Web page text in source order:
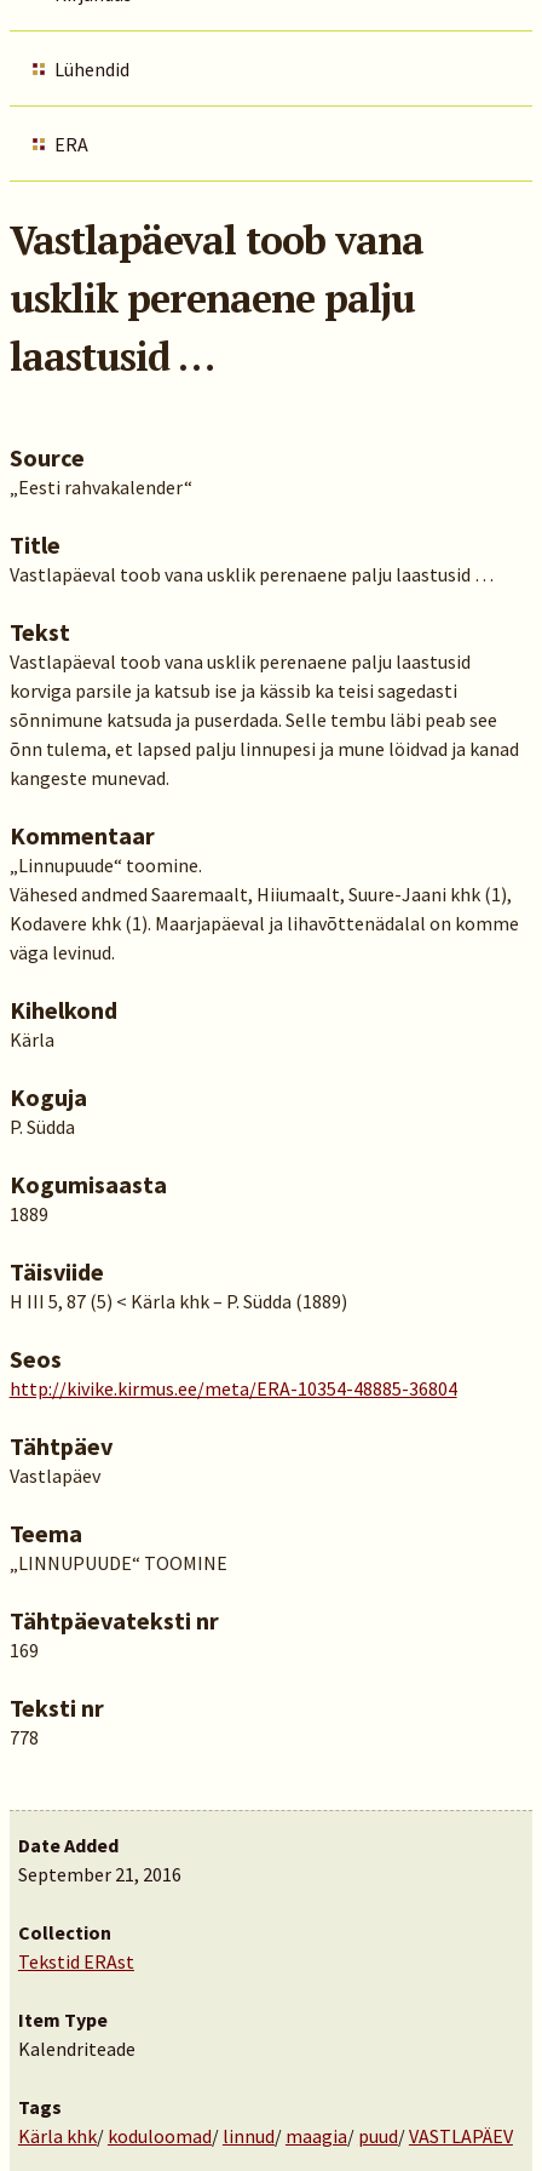
Lühendid
ERA
Vastlapäeval toob vana
usklik perenaene palju
laastusid …
Source
„Eesti rahvakalender“
Title
Vastlapäeval toob vana usklik perenaene palju laastusid …
Tekst
Vastlapäeval toob vana usklik perenaene palju laastusid
korviga parsile ja katsub ise ja kässib ka teisi sagedasti
sõnnimune katsuda ja puserdada. Selle tembu läbi peab see
õnn tulema, et lapsed palju linnupesi ja mune löidvad ja kanad
kangeste munevad.
Kommentaar
„Linnupuude“ toomine.
Vähesed andmed Saaremaalt, Hiiumaalt, Suure-Jaani khk (1),
Kodavere khk (1). Maarjapäeval ja lihavõttenädalal on komme
väga levinud.
Kihelkond
Kärla
Koguja
P. Südda
Kogumisaasta
1889
Täisviide
H III 5, 87 (5) < Kärla khk – P. Südda (1889)
Seos
http://kivike.kirmus.ee/meta/ERA-10354-48885-36804
Tähtpäev
Vastlapäev
Teema
„LINNUPUUDE“ TOOMINE
Tähtpäevateksti nr
169
Teksti nr
778
Date Added
September 21, 2016
Collection
Tekstid ERAst
Item Type
Kalendriteade
Tags
Kärla khk/ koduloomad/ linnud/ maagia/ puud/VASTLAPÄEV